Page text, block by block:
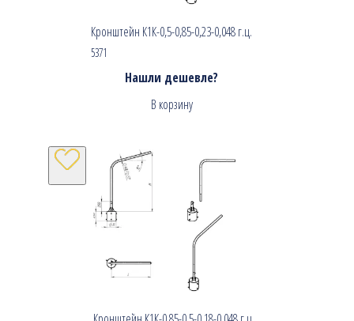
Кронштейн К1К-0,5-0,85-0,23-0,048 г.ц.
5371
Нашли дешевле?
В корзину